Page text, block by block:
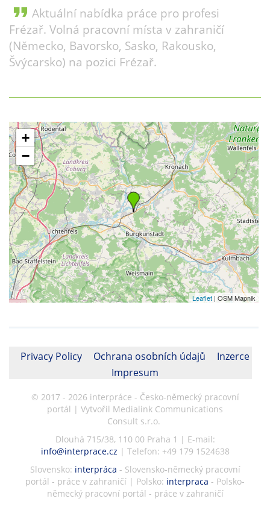
format_quote Aktuální nabídka práce pro profesi
Frézař. Volná pracovní místa v zahraničí
(Německo, Bavorsko, Sasko, Rakousko,
Švýcarsko) na pozici Frézař.
+
−
Leaflet| OSM Mapnik
Privacy Policy Ochrana osobních údajů
Inzerce
Impresum
© 2017 - 2026 interpráce - Česko-německý pracovní
portál | Vytvořil Medialink Communications
Consult s.r.o.
Dlouhá 715/38, 110 00 Praha 1 | E-mail:
info@interprace.cz | Telefon: +49 179 1524638
Slovensko: interpráca - Slovensko-německý pracovní
portál - práce v zahraničí | Polsko: interpraca - Polsko-
německý pracovní portál - práce v zahraničí